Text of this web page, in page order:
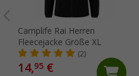
Camplife Rai Herren
Fleecejacke Größe XL
(2)
14,95 €